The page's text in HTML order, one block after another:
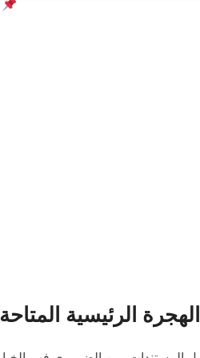
الرئيسية المتاحة